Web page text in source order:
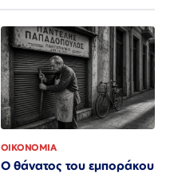
ΟΙΚΟΝΟΜΙΑ
Ο θάνατος του εμποράκου